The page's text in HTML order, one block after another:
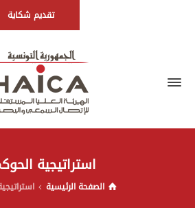
تقديم شكاية
استراتيجية
الصفحة الرئيسية